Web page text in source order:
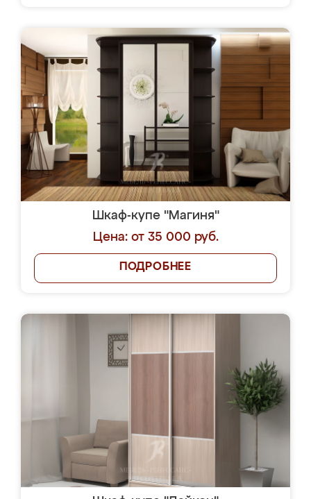
Шкаф-купе "Магиня"
Цена: от 35 000 руб.
ПОДРОБНЕЕ